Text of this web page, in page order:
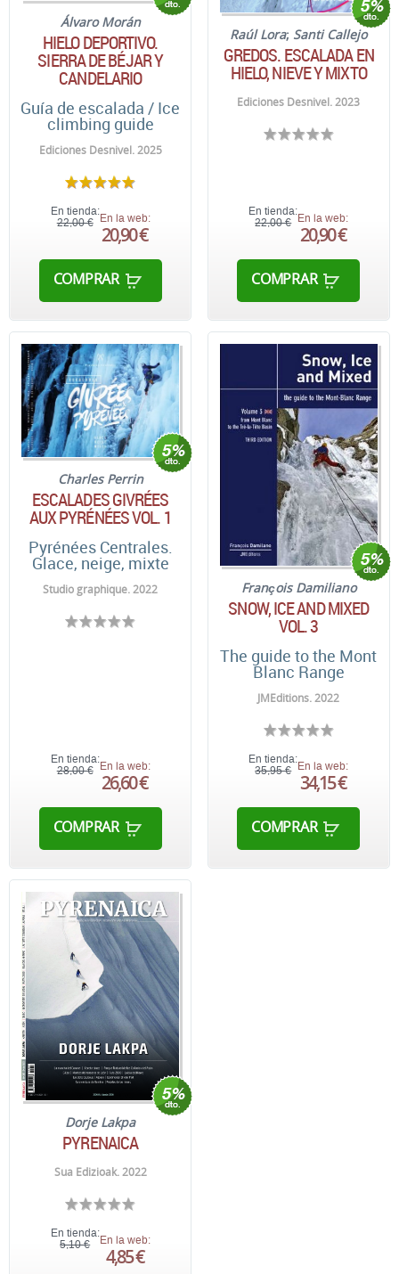
Álvaro Morán
HIELO DEPORTIVO.
SIERRA DE BÉJAR Y
CANDELARIO
Guía de escalada / Ice
climbing guide
Ediciones Desnivel. 2025
En tienda:
22,00 € En la web:
20,90 €
COMPRAR
Raúl Lora; Santi Callejo
GREDOS. ESCALADA EN
HIELO, NIEVE Y MIXTO
Ediciones Desnivel. 2023
En tienda:
22,00 € En la web:
20,90 €
COMPRAR
Charles Perrin
ESCALADES GIVRÉES
AUX PYRÉNÉES VOL. 1
Pyrénées Centrales.
Glace, neige, mixte
Studio graphique. 2022
En tienda:
28,00 € En la web:
26,60 €
COMPRAR
François Damiliano
SNOW, ICE AND MIXED
VOL. 3
The guide to the Mont
Blanc Range
JMEditions. 2022
En tienda:
35,95 €
En la web:
34,15 €
COMPRAR
Dorje Lakpa
PYRENAICA
Sua Edizioak. 2022
En tienda:
5,10 €
En la web:
4,85 €